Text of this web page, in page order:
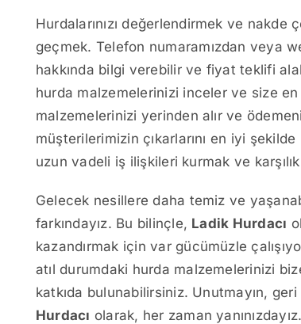
Hurdalarınızı değerlendirmek ve
geçmek. Telefon numaramızdan veya
hakkında bilgi verebilir ve fiyat teklifi
hurda malzemelerinizi inceler ve size en
malzemelerinizi yerinden alır ve
müşterilerimizin çıkarlarını en iyi
uzun vadeli iş ilişkileri kurmak ve
Gelecek nesillere daha temiz ve
farkındayız. Bu bilinçle, Ladik Hurdacı
kazandırmak için var gücümüzle
atıl durumdaki hurda malzemelerinizi
katkıda bulunabilirsiniz. Unutmayın,
Hurdacı olarak, her zaman yanınızdayız.